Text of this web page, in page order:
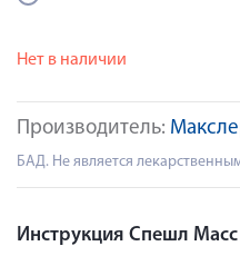
Производитель:
БАД. Не является
Нет в наличии
Инструкция Спешл Масс